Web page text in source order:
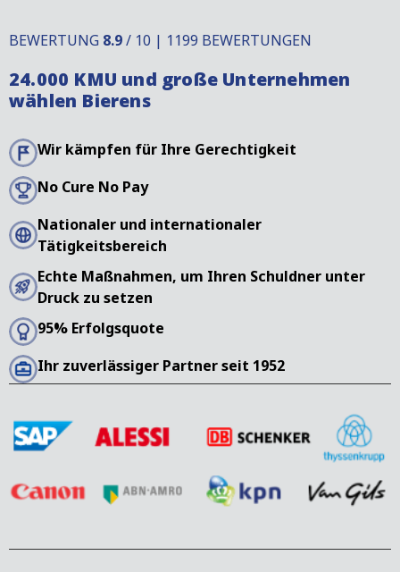
BEWERTUNG 8.9/ 10 | 1199 BEWERTUNGEN
24.000 KMU und große Unternehmen
wählen Bierens
Wir kämpfen für Ihre Gerechtigkeit
No Cure No Pay
Nationaler und internationaler
Tätigkeitsbereich
Echte Maßnahmen, um Ihren Schuldner unter
Druck zu setzen
95% Erfolgsquote
Ihr zuverlässiger Partner seit 1952